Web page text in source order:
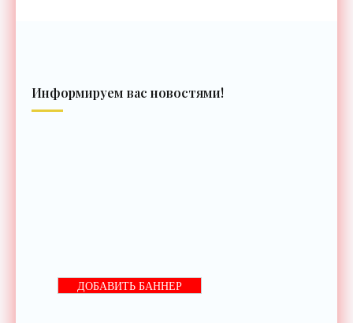
Информируем вас новостями!
ДОБАВИТЬ БАННЕР